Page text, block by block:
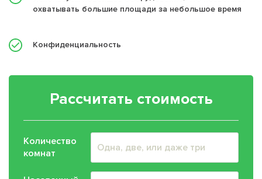
охватывать большие площади за небольшое время
Конфиденциальность
Рассчитать стоимость
Количество
комнат